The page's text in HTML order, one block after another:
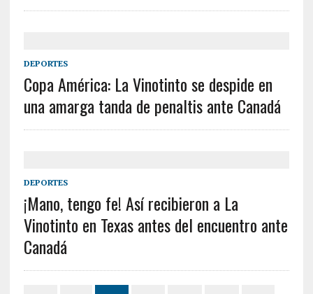
DEPORTES
Copa América: La Vinotinto se despide en
una amarga tanda de penaltis ante Canadá
DEPORTES
¡Mano, tengo fe! Así recibieron a La
Vinotinto en Texas antes del encuentro ante
Canadá